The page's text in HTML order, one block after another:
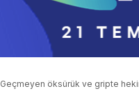
Geçmeyen öksürük ve gripte